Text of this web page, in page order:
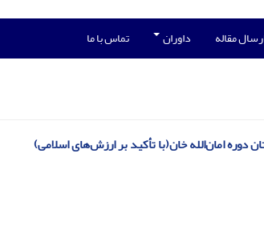
مقاله داوران تماس با ما
امان‌الله خان(با تأکید بر ارزش‌های اسلامی)